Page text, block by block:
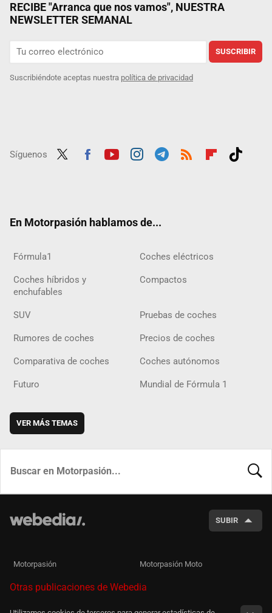
RECIBE "Arranca que nos vamos", NUESTRA
NEWSLETTER SEMANAL
SUSCRIBIR
Suscribiéndote aceptas nuestra política de privacidad
Síguenos
En Motorpasión hablamos de...
Fórmula1 Coches eléctricos
Coches híbridos y
enchufables
Compactos
SUV Pruebas de coches
Rumores de coches Precios de coches
Comparativa de coches Coches autónomos
Futuro Mundial de Fórmula 1
VER MÁS TEMAS
SUBIR
Motorpasión Motorpasión Moto
Otras publicaciones de Webedia